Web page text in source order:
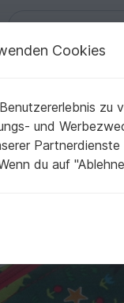
Cookies
zu
und
du auf